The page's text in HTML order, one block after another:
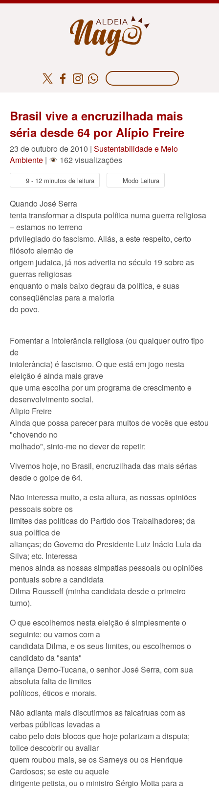
Brasil vive a encruzilhada mais
séria desde 64 por Alípio Freire
23 de outubro de 2010 | Sustentabilidade e Meio
Ambiente | 162 visualizações
9 - 12 minutos de leitura Modo Leitura
Quando José Serra
tenta transformar a disputa política numa guerra religiosa
– estamos no terreno
privilegiado do fascismo. Aliás, a este respeito, certo
filósofo alemão de
origem judaica, já nos advertia no século 19 sobre as
guerras religiosas
enquanto o mais baixo degrau da política, e suas
conseqüências para a maioria
do povo.
Fomentar a intolerância religiosa (ou qualquer outro tipo
de
intolerância) é fascismo. O que está em jogo nesta
eleição é ainda mais grave
que uma escolha por um programa de crescimento e
desenvolvimento social.
Alipio Freire
Ainda que possa parecer para muitos de vocês que estou
"chovendo no
molhado", sinto-me no dever de repetir:
Vivemos hoje, no Brasil, encruzilhada das mais sérias
desde o golpe de 64.
Não interessa muito, a esta altura, as nossas opiniões
pessoais sobre os
limites das políticas do Partido dos Trabalhadores; da
sua política de
alianças; do Governo do Presidente Luiz Inácio Lula da
Silva; etc. Interessa
menos ainda as nossas simpatias pessoais ou opiniões
pontuais sobre a candidata
Dilma Rousseff (minha candidata desde o primeiro
turno).
O que escolhemos nesta eleição é simplesmente o
seguinte: ou vamos com a
candidata Dilma, e os seus limites, ou escolhemos o
candidato da "santa"
aliança Demo-Tucana, o senhor José Serra, com sua
absoluta falta de limites
políticos, éticos e morais.
Não adianta mais discutirmos as falcatruas com as
verbas públicas levadas a
cabo pelo dois blocos que hoje polarizam a disputa;
tolice descobrir ou avaliar
quem roubou mais, se os Sarneys ou os Henrique
Cardosos; se este ou aquele
dirigente petista, ou o ministro Sérgio Motta para a